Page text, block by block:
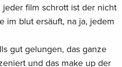
film schrott ist der nicht
im blut ersäuft, na ja, jedem
gut gelungen, das ganze
und das make up der